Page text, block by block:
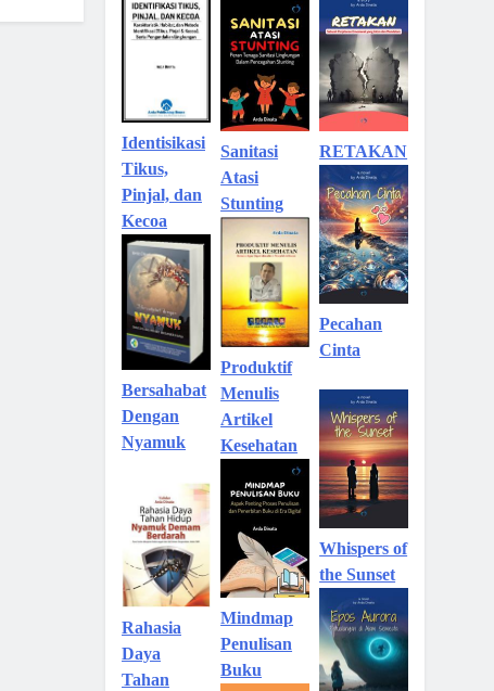
Identisikasi
Tikus,
Pinjal, dan
Kecoa
Bersahabat
Dengan
Nyamuk
Rahasia
Daya
Tahan
Sanitasi
Atasi
Stunting
Produktif
Menulis
Artikel
Kesehatan
Mindmap
Penulisan
Buku
RETAKAN
Pecahan
Cinta
Whispers of
the Sunset